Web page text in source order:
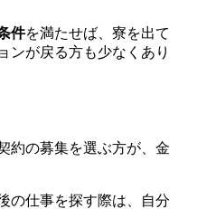
件を満たせば、寮を出て
ンが戻る方も少なくあり
約の募集を選ぶ方が、金
の仕事を探す際は、自分